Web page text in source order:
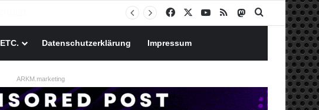
Facebook YouTube
RSS MastodonSuchen nach
ETC. Datenschutzerklärung Impressum
ARKM.marketing